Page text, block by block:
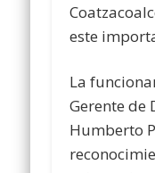
este
La
Gerente de
Humberto